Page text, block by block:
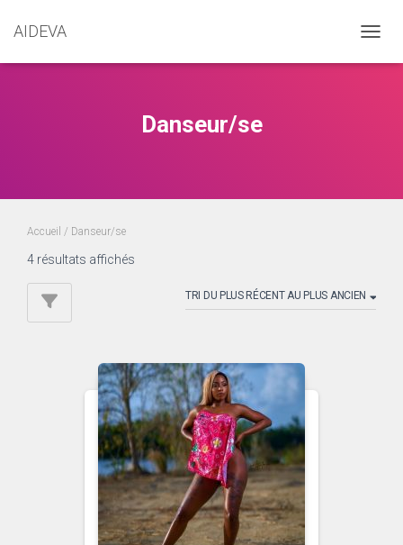
AIDEVA
Danseur/se
Accueil / Danseur/se
4 résultats affichés
ancien